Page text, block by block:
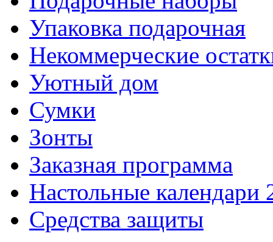
Упаковка подарочная
Некоммерческие
Уютный дом
Сумки
Зонты
Заказная программа
Настольные календари
Средства защиты